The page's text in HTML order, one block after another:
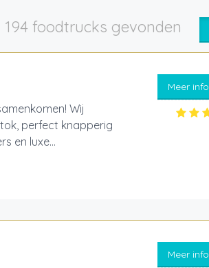
194 foodtrucks gevonden
Wij
perfect knapperig
en luxe...
Meer info
Meer info